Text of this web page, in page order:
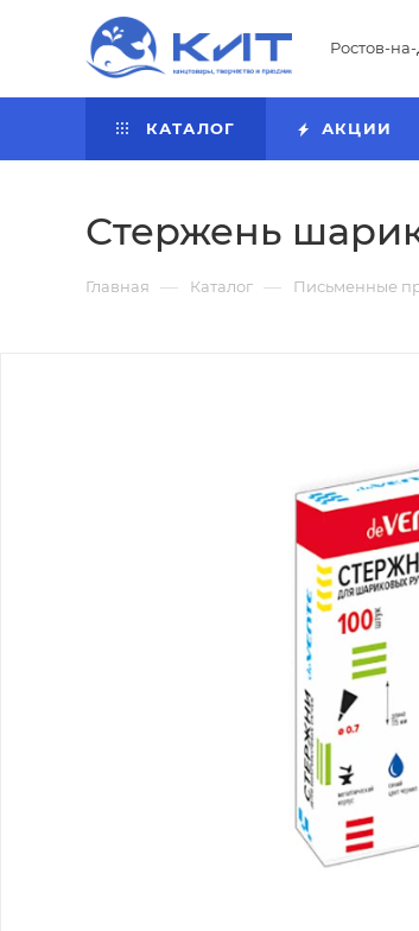
Ростов-
КАТАЛОГ АКЦИИ
Стержень
Главная — Каталог — Письменные